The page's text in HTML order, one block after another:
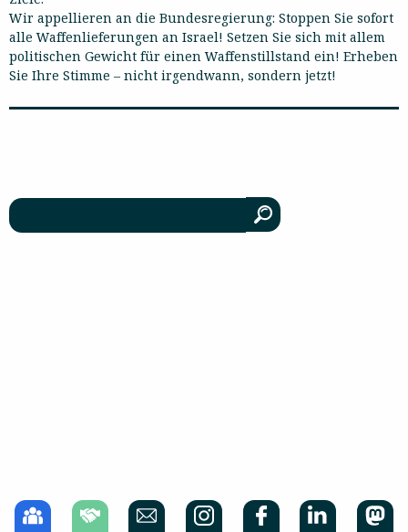
Wir appellieren an die Bundesregierung: Stoppen Sie sofort
alle Waffenlieferungen an Israel! Setzen Sie sich mit allem
politischen Gewicht für einen Waffenstillstand ein! Erheben
Sie Ihre Stimme – nicht irgendwann, sondern jetzt!